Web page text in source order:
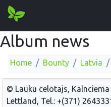
Album news
Home Bounty Latvia
© Lauku celotajs, Kalnciema
Lettland, Tel.: +(371)